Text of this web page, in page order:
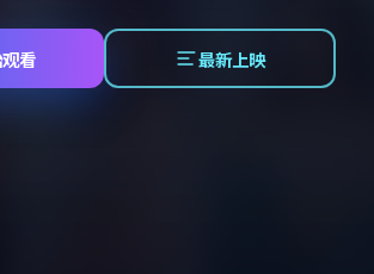
看 最新上映